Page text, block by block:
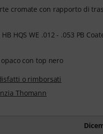
cromate con rapporto di
HQS WE .012 - .053 PB
con top nero
o rimborsati
Thomann